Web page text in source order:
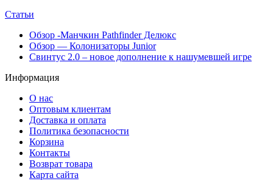
Статьи
Обзор -Манчкин Pathfinder Делюкс
Обзор — Колонизаторы Junior
Свинтус 2.0 – новое дополнение к нашумевшей игре
Информация
О нас
Оптовым клиентам
Доставка и оплата
Политика безопасности
Корзина
Контакты
Возврат товара
Карта сайта